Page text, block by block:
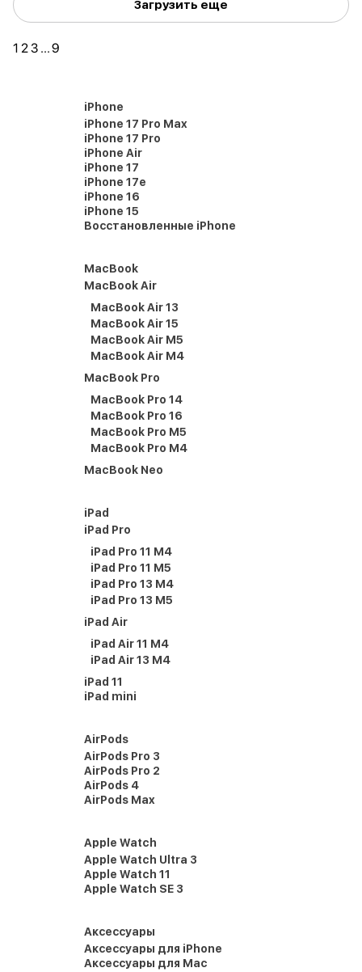
Загрузить еще
1 23 ...9
iPhone
iPhone 17 Pro Max
iPhone 17 Pro
iPhone Air
iPhone 17
iPhone 17e
iPhone 16
iPhone 15
Восстановленные iPhone
MacBook
MacBook Air
MacBook Air 13
MacBook Air 15
MacBook Air M5
MacBook Air M4
MacBook Pro
MacBook Pro 14
MacBook Pro 16
MacBook Pro M5
MacBook Pro M4
MacBook Neo
iPad
iPad Pro
iPad Pro 11 M4
iPad Pro 11 M5
iPad Pro 13 M4
iPad Pro 13 M5
iPad Air
iPad Air 11 M4
iPad Air 13 M4
iPad 11
iPad mini
AirPods
AirPods Pro 3
AirPods Pro 2
AirPods 4
AirPods Max
Apple Watch
Apple Watch Ultra 3
Apple Watch 11
Apple Watch SE 3
Аксессуары
Аксессуары для iPhone
Аксессуары для Mac